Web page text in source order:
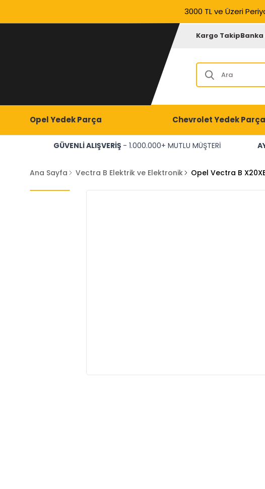
3000 TL ve Üzeri
Kargo Takip
Opel Yedek Parça Chevrolet Yedek Parça
GÜVENLİ ALIŞVERİŞ - 1.000.000+ MUTLU MÜŞTERİ
Ana Sayfa Vectra B Elektrik ve Elektronik Opel Vectra B